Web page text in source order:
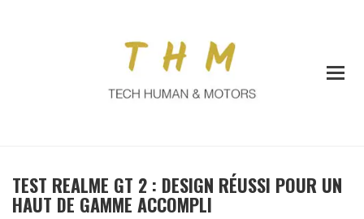
TEST REALME GT 2 : DESIGN RÉUSSI POUR UN
HAUT DE GAMME ACCOMPLI